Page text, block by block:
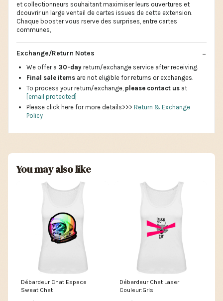
et collectionneurs souhaitant maximiser leurs ouvertures et
dcouvrir un large ventail de cartes issues de cette extension.
Chaque booster vous rserve des surprises, entre cartes
communes,
Exchange/Return Notes
We offer a 30-day return/exchange service after receiving.
Final sale items are not eligible for returns or exchanges.
To process your return/exchange, please contact us at
[email protected]
Please click here for more details>>> Return & Exchange
Policy
You may also like
Débardeur Chat Espace
Sweat Chat
Débardeur Chat Laser
Couleur:Gris